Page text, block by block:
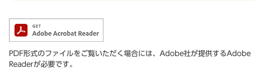
PDF形式のファイルをご覧いただく場合には、Adobe社が提供するAdobe
Readerが必要です。